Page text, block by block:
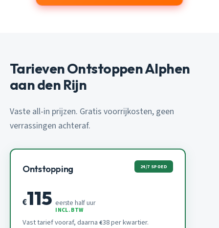
Tarieven Ontstoppen Alphen
aan den Rijn
Vaste all-in prijzen. Gratis voorrijkosten, geen
verrassingen achteraf.
Ontstopping 24/7 SPOED
€115 eerste half uur
INCL. BTW
Vast tarief vooraf, daarna €38 per kwartier.